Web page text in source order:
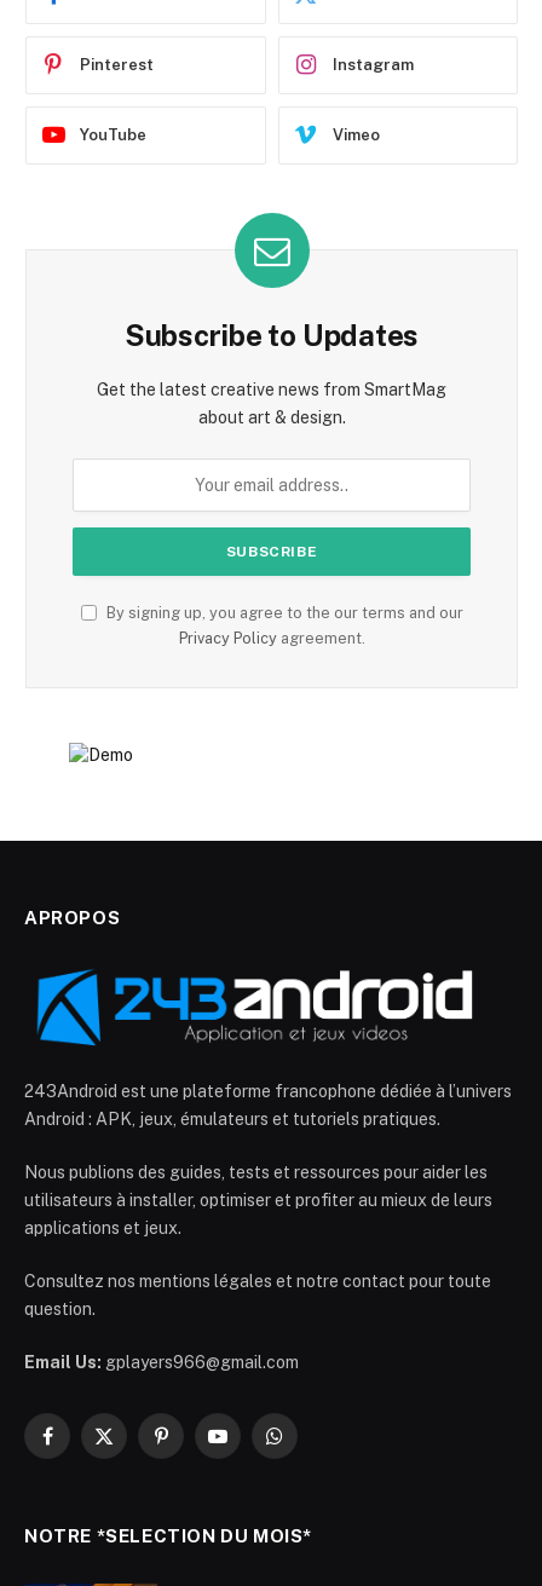
Pinterest Instagram
YouTube Vimeo
Subscribe to Updates
Get the latest creative news from SmartMag
about art & design.
By signing up, you agree to the our terms and our
Privacy Policyagreement.
APROPOS
243Android est une plateforme francophone dédiée à l’univers
Android : APK, jeux, émulateurs et tutoriels pratiques.
Nous publions des guides, tests et ressources pour aider les
utilisateurs à installer, optimiser et profiter au mieux de leurs
applications et jeux.
Consultez nos mentions légales et notre contact pour toute
question.
Email Us: gplayers966@gmail.com
Facebook
X
PinterestYouTubeWhatsApp
NOTRE *SELECTION DU MOIS*